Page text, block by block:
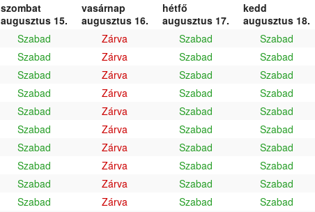
szombat
augusztus 15.
vasárnap
augusztus 16.
hétfő
augusztus 17.
kedd
augusztus 18.
Szabad Zárva Szabad Szabad
Szabad Zárva Szabad Szabad
Szabad Zárva Szabad Szabad
Szabad Zárva Szabad Szabad
Szabad Zárva Szabad Szabad
Szabad Zárva Szabad Szabad
Szabad Zárva Szabad Szabad
Szabad Zárva Szabad Szabad
Szabad Zárva Szabad Szabad
Szabad Zárva Szabad Szabad